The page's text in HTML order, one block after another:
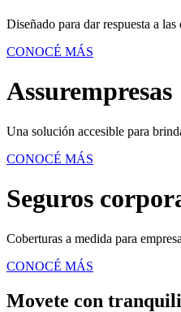
Diseñado para dar respuesta a las
CONOCÉ MÁS
Assurempresas ‎
Una solución accesible para
CONOCÉ MÁS
Seguros
Coberturas a medida para
CONOCÉ MÁS
Movete con